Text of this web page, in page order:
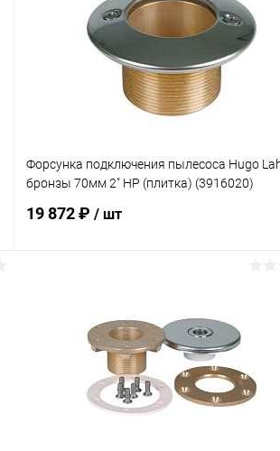
Форсунка подключения пылесоса Hugo
бронзы 70мм 2" НР (плитка) (3916020)
19 872 ₽ / шт
В избранное
К сравнению В наличии